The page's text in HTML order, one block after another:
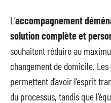
L’accompagnement
solution complète et
souhaitent réduire au
changement de domicile. Les
permettent d’avoir l’esprit
du processus, tandis que